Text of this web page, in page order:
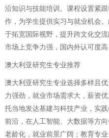
沿知识与技能培训。课程设置紧
作，为学生提供实习与就业机会
于拓宽国际视野，提升跨文化交
市场上竞争力强，国内外认可度
澳大利亚研究生专业推荐
澳大利亚研究生专业选择多样且
力强劲，就业市场需求大，薪资
托当地发达基建与科技产业，实
前沿，在人工智能、大数据等方
老龄化，就业前景广阔；教育专